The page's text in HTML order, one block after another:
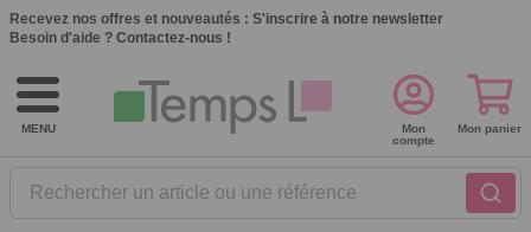
Recevez nos offres et nouveautés : S'inscrire à notre newsletter
Besoin d'aide ? Contactez-nous !
MENU
Rechercher un article ou une référence
Mon
compte
Mon panier